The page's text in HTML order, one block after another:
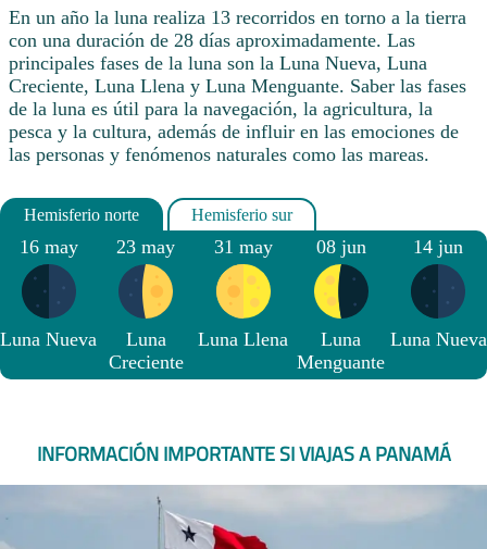
En un año la luna realiza 13 recorridos en torno a la tierra
con una duración de 28 días aproximadamente. Las
principales fases de la luna son la Luna Nueva, Luna
Creciente, Luna Llena y Luna Menguante. Saber las fases
de la luna es útil para la navegación, la agricultura, la
pesca y la cultura, además de influir en las emociones de
las personas y fenómenos naturales como las mareas.
16 may
Luna Nueva
23 may
Luna
Creciente
31 may
Luna Llena
08 jun
Luna
Menguante
14 jun
Luna Nueva
INFORMACIÓN IMPORTANTE SI VIAJAS A PANAMÁ